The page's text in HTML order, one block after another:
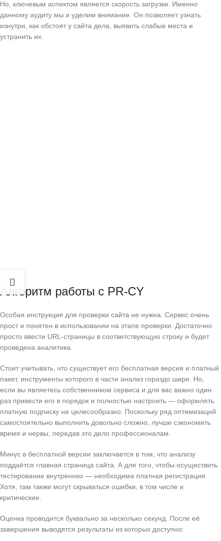
Но, ключевым аспектом является скорость загрузки. Именно
данному аудиту мы и уделим внимание. Он позволяет узнать
изнутри, как обстоят у сайта дела, выявить слабые места и
устранить их.
Алгоритм работы с PR-CY
Особая инструкция для проверки сайта не нужна. Сервис очень
прост и понятен в использовании на этапе проверки. Достаточно
просто ввести URL-страницы в соответствующую строку и будет
проведена аналитика.
Стоит учитывать, что существует его бесплатная версия и платный
пакет, инструменты которого в части анализ гораздо шире. Но,
если вы являетесь собственником сервиса и для вас важно один
раз привести его в порядок и полностью настроить — оформлять
платную подписку не целесообразно. Поскольку ряд оптимизаций
самостоятельно выполнить довольно сложно, лучше сэкономить
время и нервы, передав это дело профессионалам.
Минус в бесплатной версии заключается в том, что анализу
поддаётся главная страница сайта. А для того, чтобы осуществить
тестирование внутренних — необходима платная регистрация.
Хотя, там также могут скрываться ошибки, в том числе и
критические.
Оценка проводится буквально за несколько секунд. После её
завершения выводятся результаты из которых доступно: